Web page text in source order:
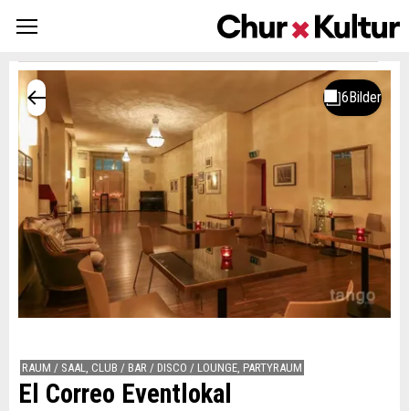
RAUM / SAAL, CLUB / BAR / DISCO / LOUNGE, PARTYRAUM
El Correo Eventlokal